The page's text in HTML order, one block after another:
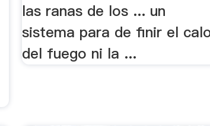
las ranas de los ... un
sistema para de finir el
del fuego ni la ...